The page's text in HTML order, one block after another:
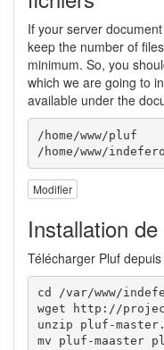
If your server
keep the number of
minimum. So, you
which we are going to
available under the
/home/www/pluf
/home/www/indefero
Modifier
Installation
Télécharger Pluf
cd /var/www/
wget http://
unzip pluf-
mv pluf-maaster